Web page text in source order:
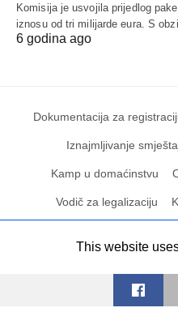
Komisija je usvojila prijedlog
iznosu od tri milijarde eura. S
6 godina ago
Dokumentacija za
Iznajmljivanje
Kamp u domaćinstvu
Vodič za legalizaciju
All Rights Reserved
This website